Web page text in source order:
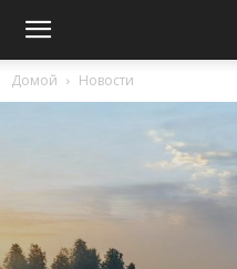
Домой Новости